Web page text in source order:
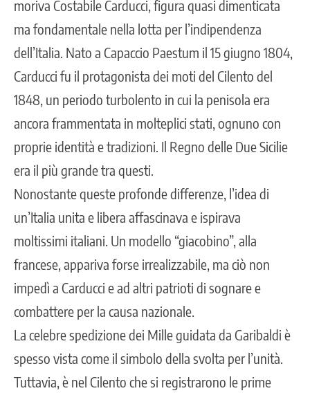
moriva Costabile Carducci, figura quasi dimenticata
ma fondamentale nella lotta per l’indipendenza
dell’Italia. Nato a Capaccio Paestum il 15 giugno 1804,
Carducci fu il protagonista dei moti del Cilento del
1848, un periodo turbolento in cui la penisola era
ancora frammentata in molteplici stati, ognuno con
proprie identità e tradizioni. Il Regno delle Due Sicilie
era il più grande tra questi.
Nonostante queste profonde differenze, l’idea di
un’Italia unita e libera affascinava e ispirava
moltissimi italiani. Un modello “giacobino”, alla
francese, appariva forse irrealizzabile, ma ciò non
impedì a Carducci e ad altri patrioti di sognare e
combattere per la causa nazionale.
La celebre spedizione dei Mille guidata da Garibaldi è
spesso vista come il simbolo della svolta per l’unità.
Tuttavia, è nel Cilento che si registrarono le prime